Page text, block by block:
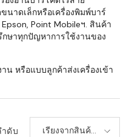
นาดเล็กหรือเครื่องพิมพ์บาร์
Point Mobileฯ. สินค้า
ษาทุกปัญหาการใช้งานของ
หรือแบบลูกค้าส่งเครื่องเข้า
ำดับ
เรียงจากสินค้า